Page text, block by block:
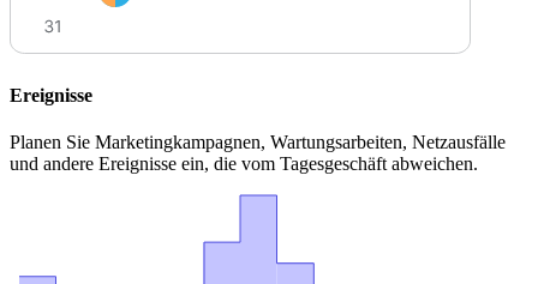
Ereignisse
Planen Sie Marketingkampagnen, Wartungsarbeiten, Netzausfälle
und andere Ereignisse ein, die vom Tagesgeschäft abweichen.